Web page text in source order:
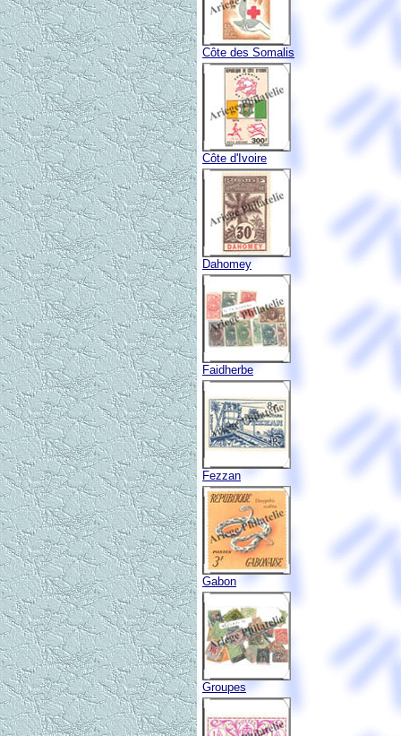
Côte des Somalis
Côte d'Ivoire
Dahomey
Faidherbe
Fezzan
Gabon
Groupes